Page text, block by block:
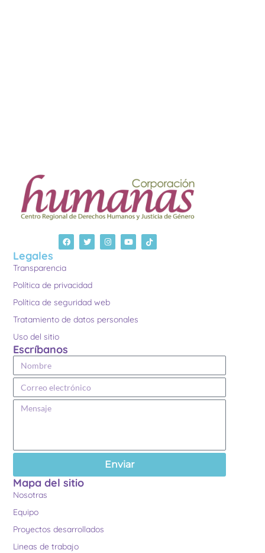
Legales
Transparencia
Política de privacidad
Política de seguridad web
Tratamiento de datos personales
Uso del sitio
Escríbanos
Enviar
Mapa del sitio
Nosotras
Equipo
Proyectos desarrollados
Lineas de trabajo